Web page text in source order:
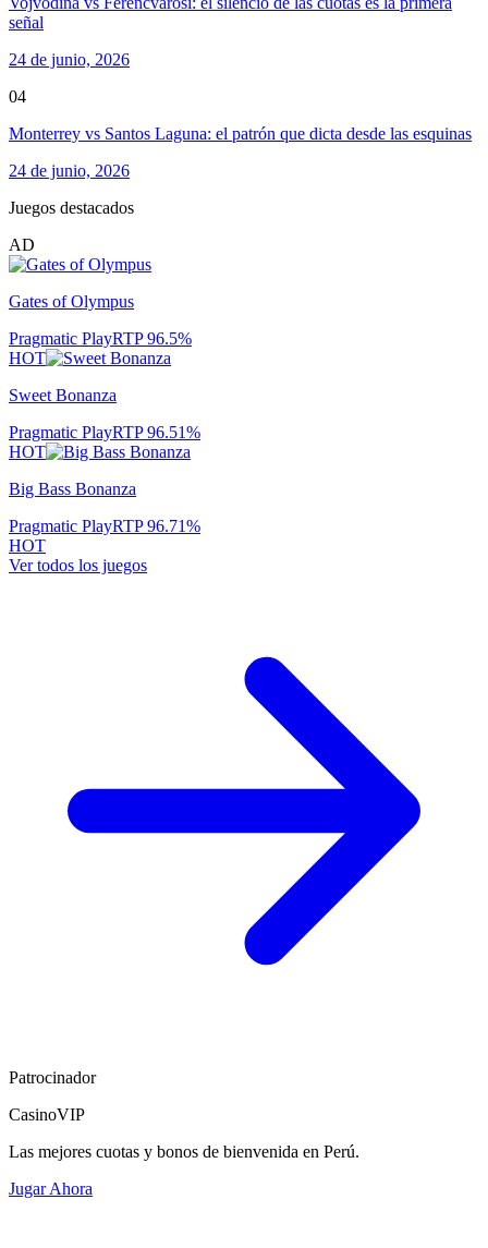
señal
24 de junio, 2026
04
Monterrey vs Santos Laguna: el patrón que dicta desde las esquinas
24 de junio, 2026
Juegos destacados
AD
Gates of Olympus
Pragmatic PlayRTP96.5%
HOT
Sweet Bonanza
Pragmatic PlayRTP96.51%
HOT
Big Bass Bonanza
Pragmatic PlayRTP96.71%
HOT
Ver todos los juegos
Patrocinador
CasinoVIP
Las mejores cuotas y bonos de bienvenida en Perú.
Jugar Ahora